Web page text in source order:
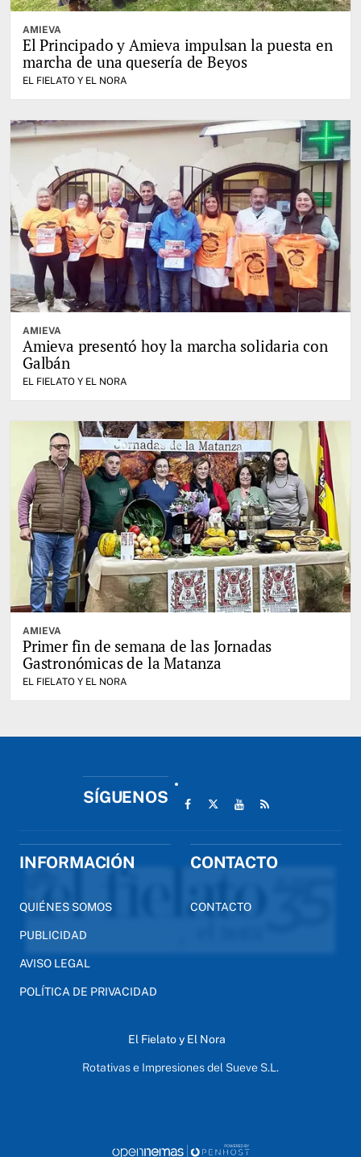
AMIEVA
El Principado y Amieva impulsan la puesta en
marcha de una quesería de Beyos
EL FIELATO Y EL NORA
AMIEVA
Amieva presentó hoy la marcha solidaria con
Galbán
EL FIELATO Y EL NORA
AMIEVA
Primer fin de semana de las Jornadas
Gastronómicas de la Matanza
EL FIELATO Y EL NORA
SÍGUENOS
INFORMACIÓN
QUIÉNES SOMOS
PUBLICIDAD
AVISO LEGAL
POLÍTICA DE PRIVACIDAD
CONTACTO
CONTACTO
El Fielato y El Nora
Rotativas e Impresiones del Sueve S.L.